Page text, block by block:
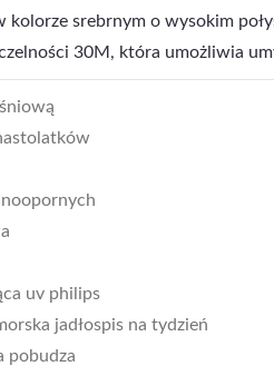
kolorze srebrnym o wysokim
30M, która umożliwia
uv philips
jadłospis na tydzień
pobudza